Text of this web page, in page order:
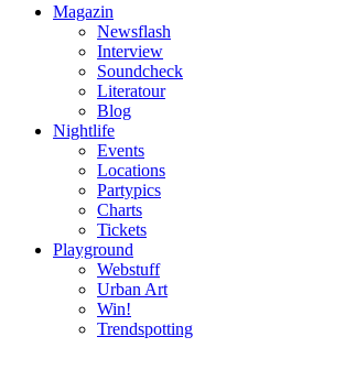
Magazin
Newsflash
Interview
Soundcheck
Literatour
Blog
Nightlife
Events
Locations
Partypics
Charts
Tickets
Playground
Webstuff
Urban Art
Win!
Trendspotting